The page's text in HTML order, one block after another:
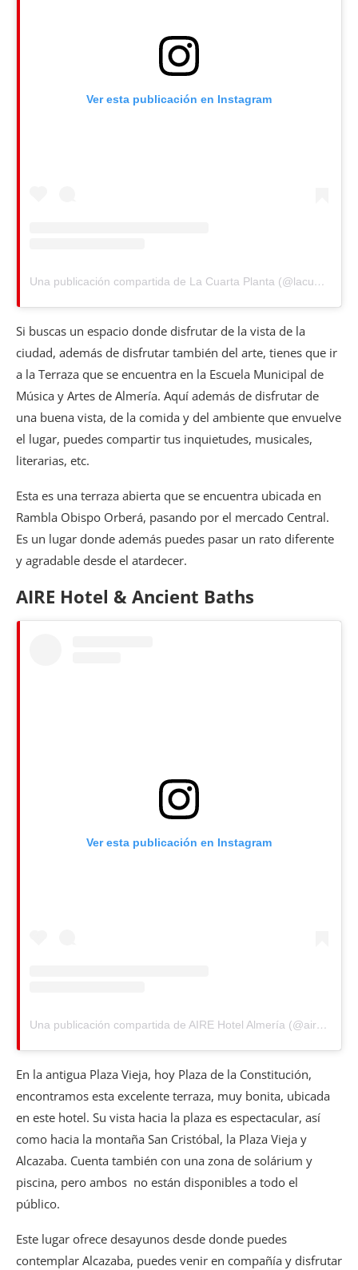
Ver esta publicación en Instagram
Una publicación compartida de La Cuarta Planta (@lacuartaplanta)
Si buscas un espacio donde disfrutar de la vista de la
ciudad, además de disfrutar también del arte, tienes que ir
a la Terraza que se encuentra en la Escuela Municipal de
Música y Artes de Almería. Aquí además de disfrutar de
una buena vista, de la comida y del ambiente que envuelve
el lugar, puedes compartir tus inquietudes, musicales,
literarias, etc.
Esta es una terraza abierta que se encuentra ubicada en
Rambla Obispo Orberá, pasando por el mercado Central.
Es un lugar donde además puedes pasar un rato diferente
y agradable desde el atardecer.
AIRE Hotel & Ancient Baths
Ver esta publicación en Instagram
Una publicación compartida de AIRE Hotel Almería (@airehotelalmeria)
En la antigua Plaza Vieja, hoy Plaza de la Constitución,
encontramos esta excelente terraza, muy bonita, ubicada
en este hotel. Su vista hacia la plaza es espectacular, así
como hacia la montaña San Cristóbal, la Plaza Vieja y
Alcazaba. Cuenta también con una zona de solárium y
piscina, pero ambos no están disponibles a todo el
público.
Este lugar ofrece desayunos desde donde puedes
contemplar Alcazaba, puedes venir en compañía y disfrutar